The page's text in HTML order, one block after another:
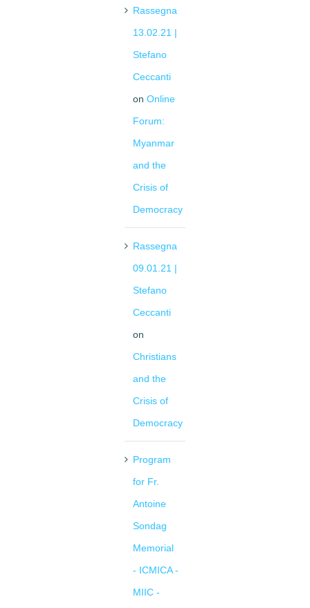
Rassegna
13.02.21 |
Stefano
Ceccanti
on Online
Forum:
Myanmar
and the
Crisis of
Democracy
Rassegna
09.01.21 |
Stefano
Ceccanti
on
Christians
and the
Crisis of
Democracy
Program
for Fr.
Antoine
Sondag
Memorial
- ICMICA -
MIIC -